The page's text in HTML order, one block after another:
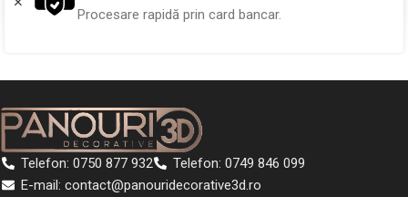
Pereți transformați în toată țara.
Telefon: 0750 877 932
Telefon: 0749 846 099
E-mail: contact@panouridecorative3d.ro